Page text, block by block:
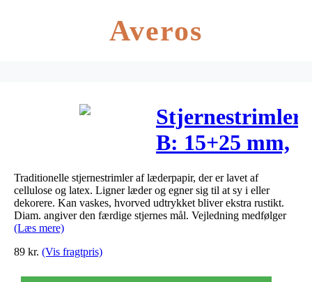
Averos
Stjernestrimler,
B: 15+25 mm,
L: 44+78 cm,
natur,
24strimler,
Traditionelle stjernestrimler af læderpapir, der er lavet af
cellulose og latex. Ligner læder og egner sig til at sy i eller
dekorere. Kan vaskes, hvorved udtrykket bliver ekstra rustikt.
Diam. angiver den færdige stjernes mål. Vejledning medfølger
(Læs mere)
89 kr. (Vis fragtpris)